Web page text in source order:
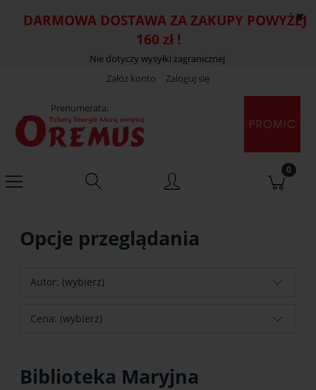
DARMOWA DOSTAWA ZA ZAKUPY POWYŻEJ
160 zł !
Nie dotyczy wysyłki zagranicznej
Załóż konto
Zaloguj się
Prenumerata:
Opcje przeglądania
Autor: (wybierz)
Cena: (wybierz)
Biblioteka Maryjna